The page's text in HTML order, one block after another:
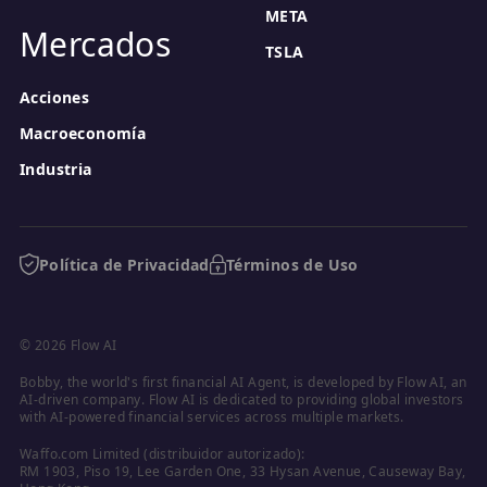
Mercados
Acciones
Macroeconomía
Industria
META
TSLA
Política de Privacidad Términos de Uso
© 2026 Flow AI
Bobby, the world's first financial AI Agent, is developed by Flow AI, an
AI-driven company. Flow AI is dedicated to providing global investors
with AI-powered financial services across multiple markets.
Waffo.com Limited (distribuidor autorizado):
RM 1903, Piso 19, Lee Garden One, 33 Hysan Avenue, Causeway Bay,